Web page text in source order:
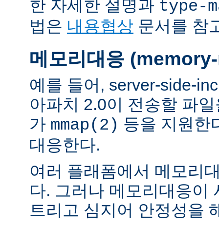
한 자세한 설명과 type-
법은 내용협상 문서를 참
메모리대응
예를 들어, server-side-
아파치 2.0이 전송할 파
가 mmap(2) 등을 지원한
대응한다.
여러 플래폼에서 메모리
다. 그러나 메모리대응이
트리고 심지어 안정성을